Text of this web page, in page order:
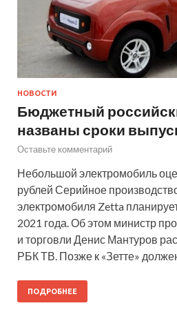
НОВОСТИ
Бюджетный
названы сроки
Оставьте комментарий
Небольшой электромобиль
рублей Серийное
электромобиля Zetta
2021 года. Об этом министр
и торговли Денис Мантуров
РБК ТВ. Позже к «Зетте»
ПОДРОБНЕЕ